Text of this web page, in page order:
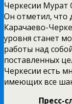
Черкесии Мурат
Он отметил, что
Карачаево-
уровня станет
работы над
поставленных
Черкесии есть
имеющих все
Пресс-